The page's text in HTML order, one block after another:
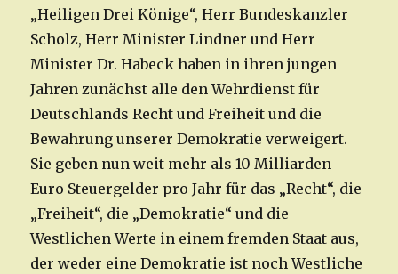
„Heiligen Drei Könige“, Herr Bundeskanzler
Scholz, Herr Minister Lindner und Herr
Minister Dr. Habeck haben in ihren jungen
Jahren zunächst alle den Wehrdienst für
Deutschlands Recht und Freiheit und die
Bewahrung unserer Demokratie verweigert.
Sie geben nun weit mehr als 10 Milliarden
Euro Steuergelder pro Jahr für das „Recht“, die
„Freiheit“, die „Demokratie“ und die
Westlichen Werte in einem fremden Staat aus,
der weder eine Demokratie ist noch Westliche